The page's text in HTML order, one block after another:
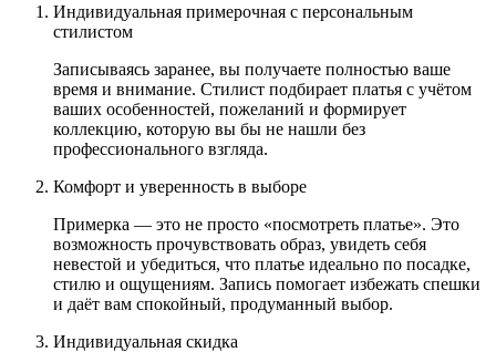
Индивидуальная примерочная с персональным
стилистом
Записываясь заранее, вы получаете полностью ваше
время и внимание. Стилист подбирает платья с учётом
ваших особенностей, пожеланий и формирует
коллекцию, которую вы бы не нашли без
профессионального взгляда.
Комфорт и уверенность в выборе
Примерка — это не просто «посмотреть платье». Это
возможность прочувствовать образ, увидеть себя
невестой и убедиться, что платье идеально по посадке,
стилю и ощущениям. Запись помогает избежать спешки
и даёт вам спокойный, продуманный выбор.
Индивидуальная скидка